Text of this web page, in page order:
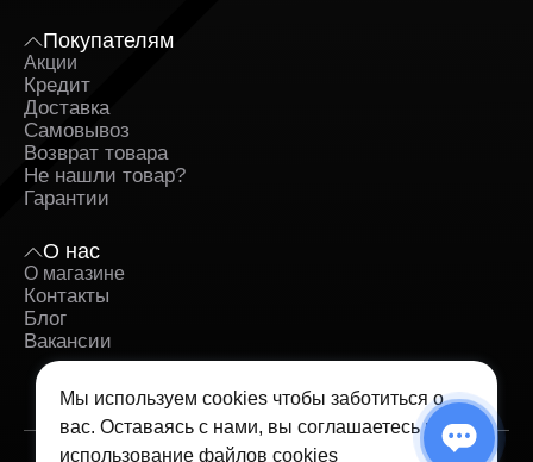
Мы используем cookies чтобы заботиться о
вас. Оставаясь с нами, вы соглашаетесь на
использование файлов cookies
Покупателям
Акции
Кредит
Доставка
Самовывоз
Возврат товара
Не нашли товар?
Гарантии
О нас
О магазине
Контакты
Блог
Вакансии